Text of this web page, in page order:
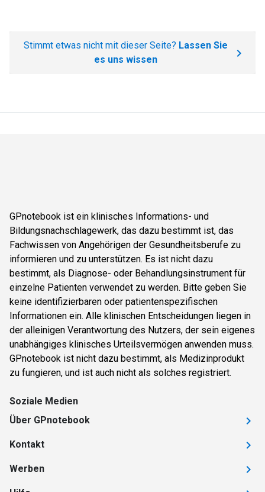
Stimmt etwas nicht mit dieser Seite? Lassen Sie
es uns wissen
GPnotebook ist ein klinisches Informations- und
Bildungsnachschlagewerk, das dazu bestimmt ist, das
Fachwissen von Angehörigen der Gesundheitsberufe zu
informieren und zu unterstützen. Es ist nicht dazu
bestimmt, als Diagnose- oder Behandlungsinstrument für
einzelne Patienten verwendet zu werden. Bitte geben Sie
keine identifizierbaren oder patientenspezifischen
Informationen ein. Alle klinischen Entscheidungen liegen in
der alleinigen Verantwortung des Nutzers, der sein eigenes
unabhängiges klinisches Urteilsvermögen anwenden muss.
GPnotebook ist nicht dazu bestimmt, als Medizinprodukt
zu fungieren, und ist auch nicht als solches registriert.
Soziale Medien
Über GPnotebook
Kontakt
Werben